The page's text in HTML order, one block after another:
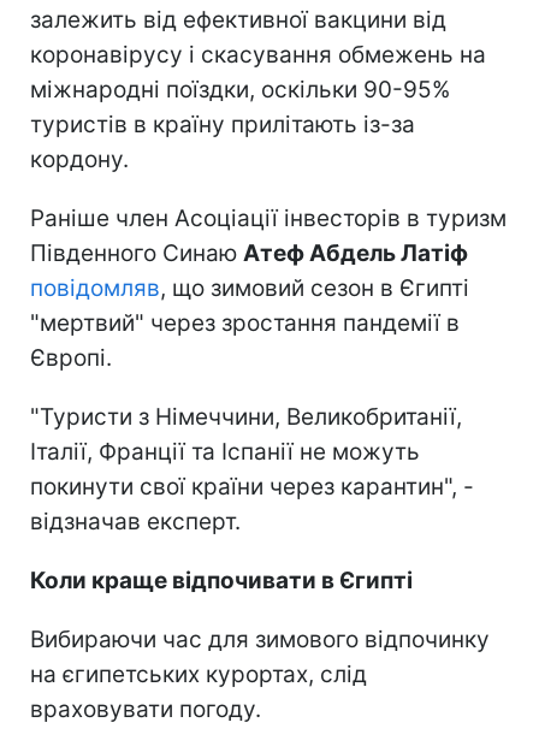
залежить від ефективної вакцини від
коронавірусу і скасування обмежень на
міжнародні поїздки, оскільки 90-95%
туристів в країну прилітають із-за
кордону.
Раніше член Асоціації інвесторів в туризм
Південного Синаю Атеф Абдель Латіф
повідомляв, що зимовий сезон в Єгипті
"мертвий" через зростання пандемії в
Європі.
"Туристи з Німеччини, Великобританії,
Італії, Франції та Іспанії не можуть
покинути свої країни через карантин", -
відзначав експерт.
Коли краще відпочивати в Єгипті
Вибираючи час для зимового відпочинку
на єгипетських курортах, слід
враховувати погоду.